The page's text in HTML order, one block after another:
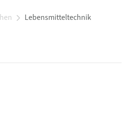
Lebensmitteltechnik